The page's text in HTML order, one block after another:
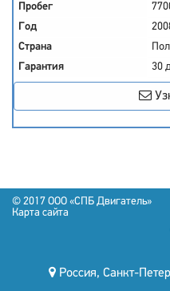
Пробег
Год
Страна
Гарантия
30
© 2017 OOO «СПБ Двигатель»
Карта сайта
Россия, Санкт-